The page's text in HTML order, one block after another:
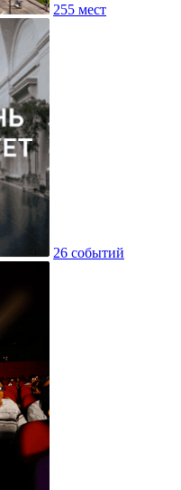
255 мест
26 событий